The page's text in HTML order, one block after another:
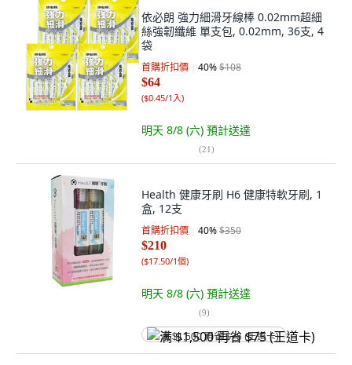
依必朗 強力細滑牙線棒 0.02mm超細
絲強韌纖維 單支包, 0.02mm, 36支, 4
袋
首購折扣價 40%$108
$64
($0.45/1入)
明天 8/8 (六) 預計送達
(21)
Health 健康牙刷 H6 健康特軟牙刷, 1
盒, 12支
首購折扣價 40%$350
$210
($17.50/1個)
明天 8/8 (六) 預計送達
(9)
满 $1,500 再省 $75 (王道卡)